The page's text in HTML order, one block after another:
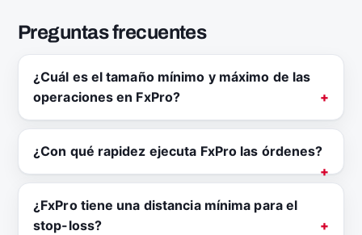
Preguntas frecuentes
¿Cuál es el tamaño mínimo y máximo de las
operaciones en FxPro?
¿Con qué rapidez ejecuta FxPro las órdenes?
¿FxPro tiene una distancia mínima para el
stop-loss?